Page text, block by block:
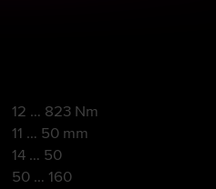
12 … 823 Nm
11 … 50 mm
14 … 50
50 … 160